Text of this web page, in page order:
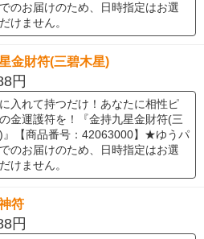
のお届けのため、日時指定はお選
けません。
金財符(三碧木星)
円
入れて持つだけ！あなたに相性ピ
金運護符を！『金持九星金財符(三
』【商品番号：42063000】★ゆうパ
のお届けのため、日時指定はお選
けません。
符
円